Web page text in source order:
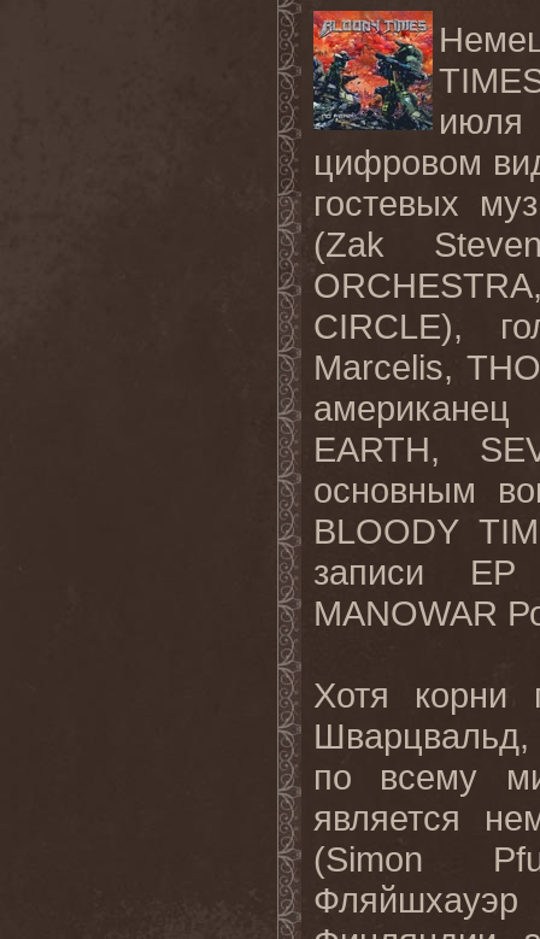
июля
цифровом
гостевых
(Zak
ORCHESTRA
CIRCLE),
Marcelis,
EARTH,
основным
BLOODY
записи EP
MANOWAR
Хотя корни
Шварцвальд,
по всему
является
(Simon